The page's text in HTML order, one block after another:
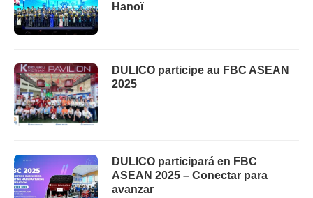
Hanoï
DULICO participe au FBC ASEAN
2025
DULICO participará en FBC
ASEAN 2025 – Conectar para
avanzar